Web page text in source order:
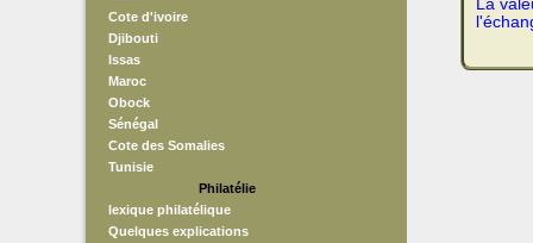
Cote d'ivoire
Djibouti
Issas
Maroc
Obock
Sénégal
Cote des Somalies
Tunisie
Philatélie
lexique philatélique
Quelques explications
La